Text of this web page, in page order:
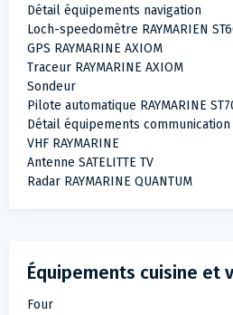
Détail équipements navigation
Loch-speedomètre RAYMARIEN
GPS RAYMARINE AXIOM
Traceur RAYMARINE AXIOM
Sondeur
Pilote automatique RAYMARINE
Détail équipements communication
VHF RAYMARINE
Antenne SATELITTE TV
Radar RAYMARINE QUANTUM
Équipements cuisine et
Four